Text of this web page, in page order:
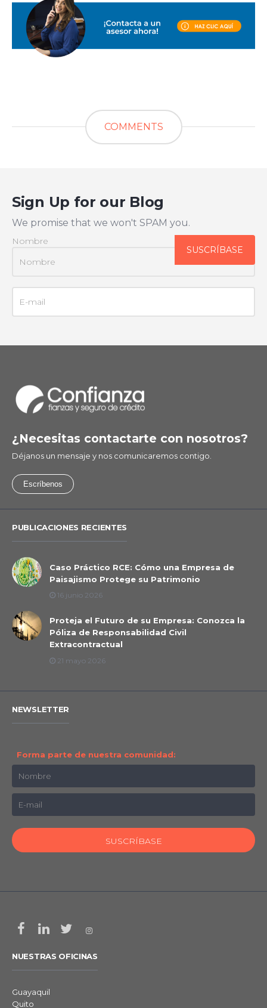
COMMENTS
Sign Up for our Blog
We promise that we won't SPAM you.
Nombre
¿Necesitas contactarte con nosotros?
Déjanos un mensaje y nos comunicaremos contigo.
Escríbenos
PUBLICACIONES RECIENTES
Caso Práctico RCE: Cómo una Empresa de
Paisajismo Protege su Patrimonio
16 junio 2026
Proteja el Futuro de su Empresa: Conozca la
Póliza de Responsabilidad Civil
Extracontractual
21 mayo 2026
NEWSLETTER
Forma parte de nuestra comunidad:
NUESTRAS OFICINAS
Guayaquil
Quito